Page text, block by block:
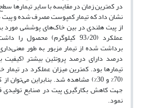
در کمترین زمان در مقایسه با سایر تیمارها
از پیت هلندی در بین خاک‌های پوششی مورد
عملکرد (93/20 کیلوگرم) محصول
برداشت شده از تیمار مزبور به طور
درصد دارای درصد پروتئین بیشتر (کیفیت
تیمارها بود. کمترین میزان عملکرد در
(70% و 30%) مشاهده شد. بنابراین
جهت کاهش بکارگیری پیت در صنایع تولیدی
نمود.